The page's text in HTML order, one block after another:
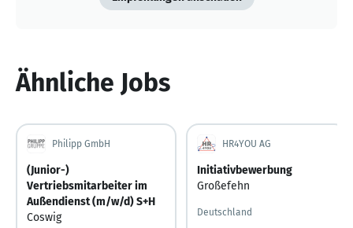
Ähnliche Jobs
Philipp GmbH
(Junior-)
Vertriebsmitarbeiter im
Außendienst (m/w/d) S+H
Coswig
HR4YOU AG
Initiativbewerbung
Großefehn
Deutschland